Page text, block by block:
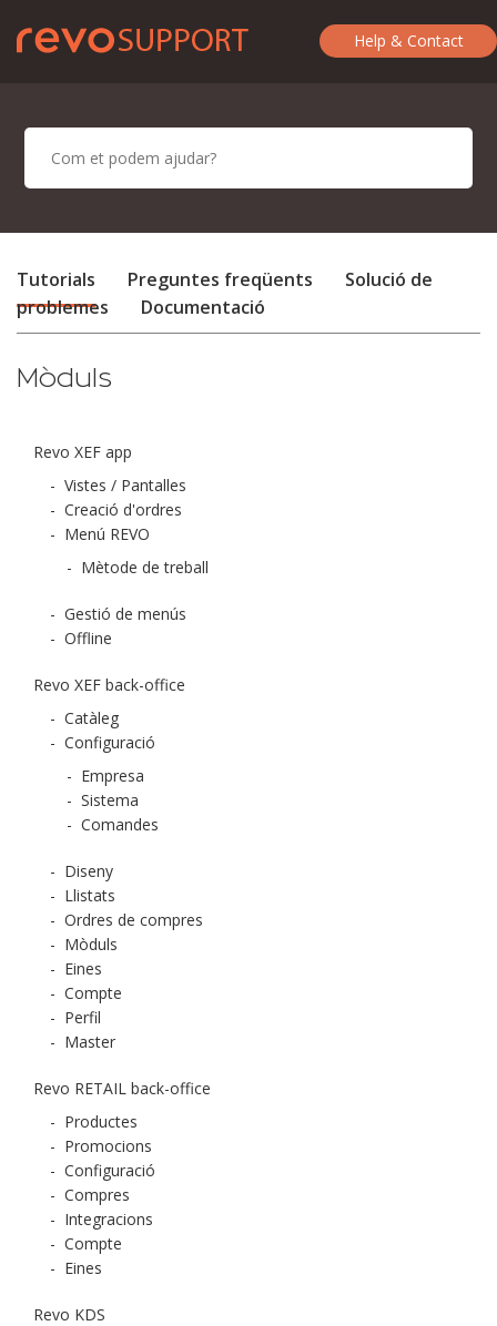
Help & Contact
Tutorials Preguntes freqüents
Solució de
problemes
Documentació
Mòduls
Revo XEF app
- Vistes / Pantalles
- Creació d'ordres
- Menú REVO
- Mètode de treball
- Gestió de menús
- Offline
Revo XEF back-office
- Catàleg
- Configuració
- Empresa
- Sistema
- Comandes
- Diseny
- Llistats
- Ordres de compres
- Mòduls
- Eines
- Compte
- Perfil
- Master
Revo RETAIL back-office
- Productes
- Promocions
- Configuració
- Compres
- Integracions
- Compte
- Eines
Revo KDS